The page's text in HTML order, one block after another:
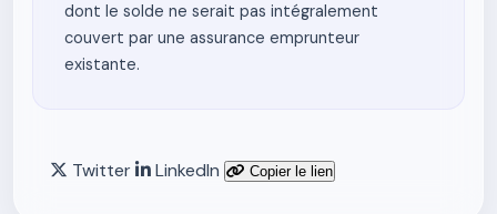
dont le solde ne serait pas intégralement
couvert par une assurance emprunteur
existante.
Twitter LinkedIn Copier le lien